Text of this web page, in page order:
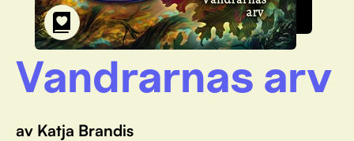
Vandrarnas arv
av Katja Brandis